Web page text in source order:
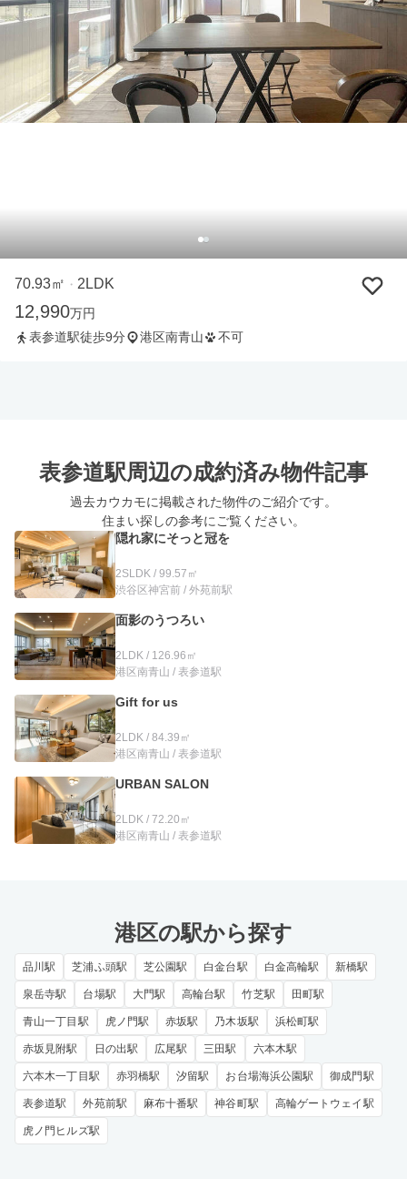
70.93㎡ ・ 2LDK
12,990万円
表参道駅徒歩9分
港区南青山 不可
表参道駅周辺の成約済み物件記事
過去カウカモに掲載された物件のご紹介です。
住まい探しの参考にご覧ください。
隠れ家にそっと冠を
2SLDK / 99.57㎡
渋谷区神宮前 / 外苑前駅
面影のうつろい
2LDK / 126.96㎡
港区南青山 / 表参道駅
Gift for us
2LDK / 84.39㎡
港区南青山 / 表参道駅
URBAN SALON
2LDK / 72.20㎡
港区南青山 / 表参道駅
港区の駅から探す
品川駅 芝浦ふ頭駅 芝公園駅 白金台駅 白金高輪駅 新橋駅
泉岳寺駅 台場駅 大門駅 高輪台駅 竹芝駅 田町駅
青山一丁目駅 虎ノ門駅 赤坂駅 乃木坂駅 浜松町駅
赤坂見附駅 日の出駅 広尾駅 三田駅 六本木駅
六本木一丁目駅 赤羽橋駅 汐留駅 お台場海浜公園駅 御成門駅
表参道駅 外苑前駅 麻布十番駅 神谷町駅 高輪ゲートウェイ駅
虎ノ門ヒルズ駅